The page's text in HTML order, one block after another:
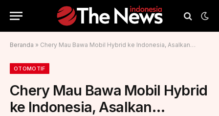
Beranda » Chery Mau Bawa Mobil Hybrid ke Indonesia, Asalkan…
OTOMOTIF
Chery Mau Bawa Mobil Hybrid
ke Indonesia, Asalkan…